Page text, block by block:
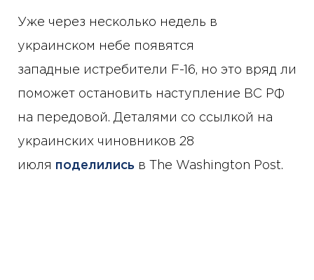
Уже через несколько недель в
украинском небе появятся
западные истребители F-16, но это вряд ли
поможет остановить наступление ВС РФ
на передовой. Деталями со ссылкой на
украинских чиновников 28
июля поделились в The Washington Post.